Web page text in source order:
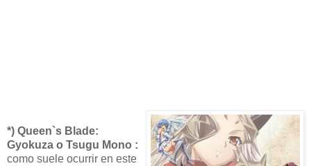
*) Queen`s Blade:
Gyokuza o Tsugu Mono :
como suele ocurrir en este